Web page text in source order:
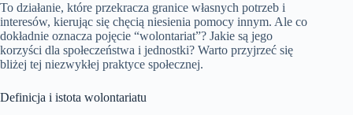
To działanie, które przekracza granice własnych potrzeb i
interesów, kierując się chęcią niesienia pomocy innym. Ale co
dokładnie oznacza pojęcie “wolontariat”? Jakie są jego
korzyści dla społeczeństwa i jednostki? Warto przyjrzeć się
bliżej tej niezwykłej praktyce społecznej.
Definicja i istota wolontariatu